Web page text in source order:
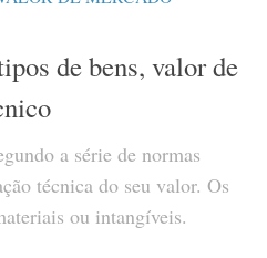
de bens, valor de
a série de normas
técnica do seu valor. Os
ou intangíveis.